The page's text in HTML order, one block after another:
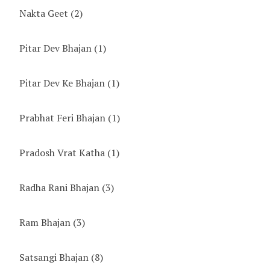
Nakta Geet (2)
Pitar Dev Bhajan (1)
Pitar Dev Ke Bhajan (1)
Prabhat Feri Bhajan (1)
Pradosh Vrat Katha (1)
Radha Rani Bhajan (3)
Ram Bhajan (3)
Satsangi Bhajan (8)